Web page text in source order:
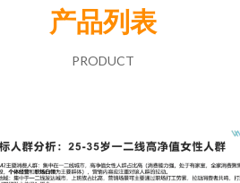
产品列表
PRODUCT